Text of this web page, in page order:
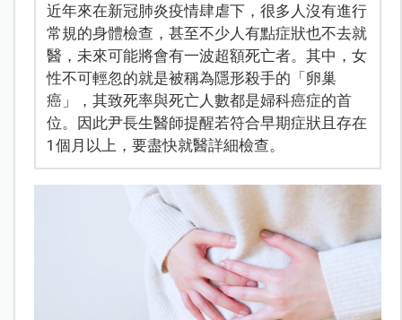
近年來在新冠肺炎疫情肆虐下，很多人沒有進行
常規的身體檢查，甚至不少人有點症狀也不去就
醫，未來可能將會有一波超額死亡者。其中，女
性不可輕忽的就是被稱為隱形殺手的「卵巢
癌」，其致死率與死亡人數都是婦科癌症的首
位。因此尹長生醫師提醒若符合早期症狀且存在
1個月以上，要盡快就醫詳細檢查。